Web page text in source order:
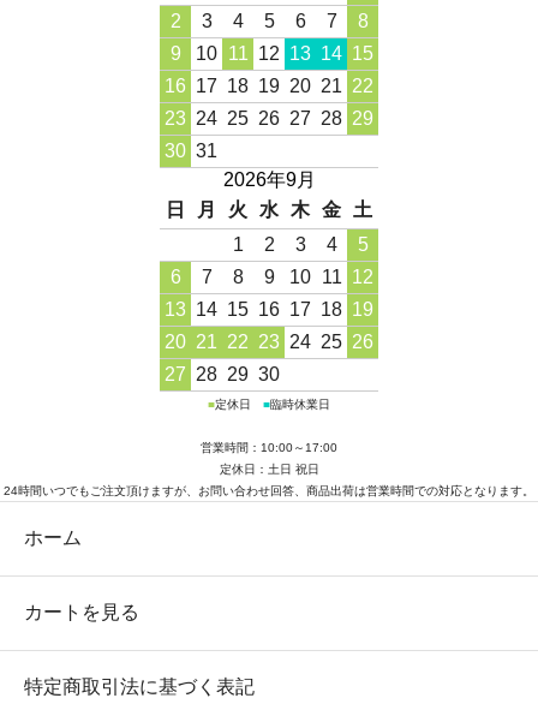
2
3 4 5 6 7
8
9
10 11 12 13 14 15
16 17 18 19 20 21 22
23 24 25 26 27 28 29
30 31
2026年9月
日
月 火 水 木 金
土
1
2 3 4
5
6
7 8 9 10 11 12
13 14 15 16 17 18 19
20 21 22 23 24 25 26
27 28 29 30
■定休日 ■臨時休業日
営業時間：10:00～17:00
定休日：土日 祝日
24時間いつでもご注文頂けますが、お問い合わせ回答、商品出荷は営業時間での対応となります。
ホーム
カートを見る
特定商取引法に基づく表記